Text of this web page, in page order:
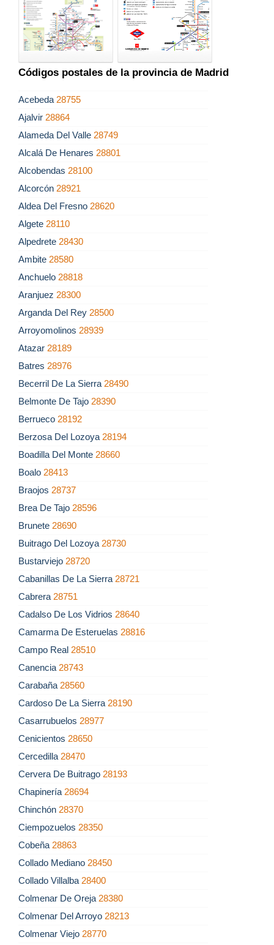
Códigos postales de la provincia de Madrid
Acebeda 28755
Ajalvir 28864
Alameda Del Valle 28749
Alcalá De Henares 28801
Alcobendas 28100
Alcorcón 28921
Aldea Del Fresno 28620
Algete 28110
Alpedrete 28430
Ambite 28580
Anchuelo 28818
Aranjuez 28300
Arganda Del Rey 28500
Arroyomolinos 28939
Atazar 28189
Batres 28976
Becerril De La Sierra 28490
Belmonte De Tajo 28390
Berrueco 28192
Berzosa Del Lozoya 28194
Boadilla Del Monte 28660
Boalo 28413
Braojos 28737
Brea De Tajo 28596
Brunete 28690
Buitrago Del Lozoya 28730
Bustarviejo 28720
Cabanillas De La Sierra 28721
Cabrera 28751
Cadalso De Los Vidrios 28640
Camarma De Esteruelas 28816
Campo Real 28510
Canencia 28743
Carabaña 28560
Cardoso De La Sierra 28190
Casarrubuelos 28977
Cenicientos 28650
Cercedilla 28470
Cervera De Buitrago 28193
Chapinería 28694
Chinchón 28370
Ciempozuelos 28350
Cobeña 28863
Collado Mediano 28450
Collado Villalba 28400
Colmenar De Oreja 28380
Colmenar Del Arroyo 28213
Colmenar Viejo 28770